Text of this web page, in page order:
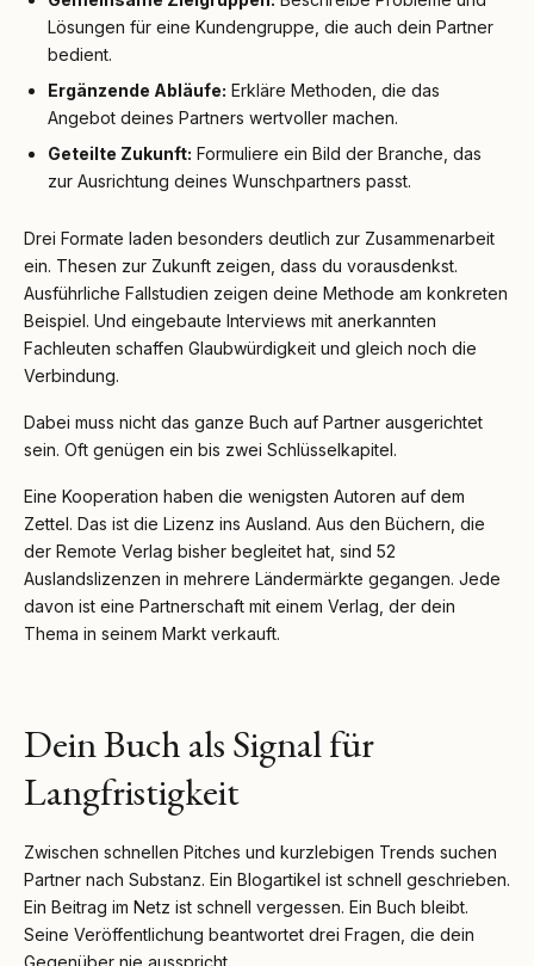
Lösungen für eine Kundengruppe, die auch dein Partner
bedient.
Ergänzende Abläufe: Erkläre Methoden, die das
Angebot deines Partners wertvoller machen.
Geteilte Zukunft: Formuliere ein Bild der Branche, das
zur Ausrichtung deines Wunschpartners passt.
Drei Formate laden besonders deutlich zur Zusammenarbeit
ein. Thesen zur Zukunft zeigen, dass du vorausdenkst.
Ausführliche Fallstudien zeigen deine Methode am konkreten
Beispiel. Und eingebaute Interviews mit anerkannten
Fachleuten schaffen Glaubwürdigkeit und gleich noch die
Verbindung.
Dabei muss nicht das ganze Buch auf Partner ausgerichtet
sein. Oft genügen ein bis zwei Schlüsselkapitel.
Eine Kooperation haben die wenigsten Autoren auf dem
Zettel. Das ist die Lizenz ins Ausland. Aus den Büchern, die
der Remote Verlag bisher begleitet hat, sind 52
Auslandslizenzen in mehrere Ländermärkte gegangen. Jede
davon ist eine Partnerschaft mit einem Verlag, der dein
Thema in seinem Markt verkauft.
Dein Buch als Signal für
Langfristigkeit
Zwischen schnellen Pitches und kurzlebigen Trends suchen
Partner nach Substanz. Ein Blogartikel ist schnell geschrieben.
Ein Beitrag im Netz ist schnell vergessen. Ein Buch bleibt.
Seine Veröffentlichung beantwortet drei Fragen, die dein